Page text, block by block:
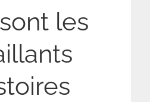
les